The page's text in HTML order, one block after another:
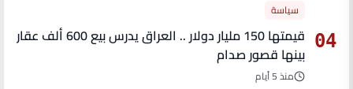
04
سياسة
قيمتها 150 مليار دولار .. العراق يدرس بيع 600 ألف عقار
بينها قصور صدام
منذ 5 أيام